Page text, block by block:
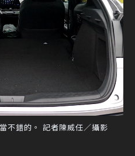
不錯的。 記者陳威任／攝影